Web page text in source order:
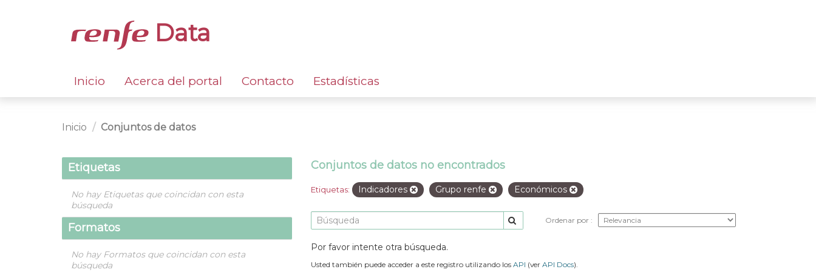
Data
Inicio Acerca del portal Contacto Estadísticas
Inicio Conjuntos de datos
Etiquetas
No hay Etiquetas que coincidan con esta
búsqueda
Formatos
No hay Formatos que coincidan con esta
búsqueda
Conjuntos de datos no encontrados
Etiquetas: Indicadores Grupo renfe Económicos
Ordenar por
Por favor intente otra búsqueda.
Usted también puede acceder a este registro utilizando los API (ver API Docs).